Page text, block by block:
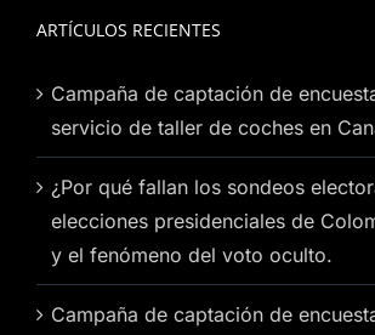
ARTÍCULOS RECIENTES
Campaña de captación de
servicio de taller de coches en
¿Por qué fallan los sondeos
elecciones presidenciales de
y el fenómeno del voto oculto.
Campaña de captación de